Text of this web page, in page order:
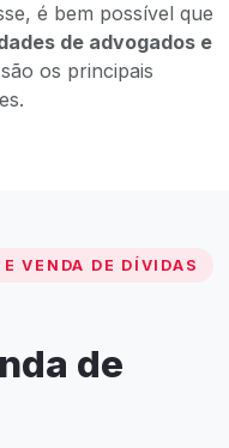
é bem possível que
de advogados e
os principais
VENDA DE DÍVIDAS
de